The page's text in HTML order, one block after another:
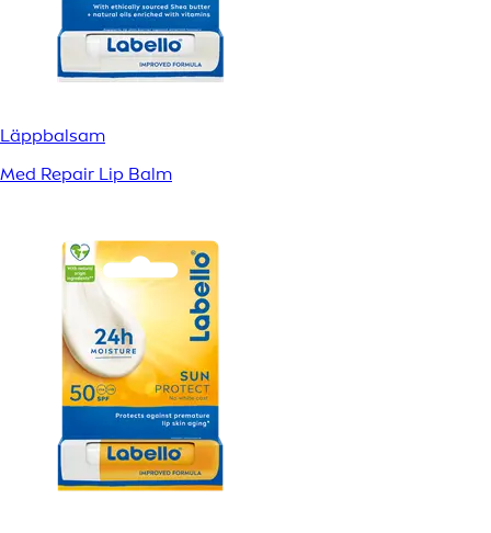
Läppbalsam
Med Repair Lip Balm